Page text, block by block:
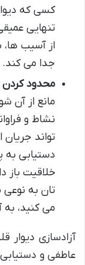
کسی که
تنهایی
از آسیب
جدا می کند.
محدود
مانع از آن
نشاط و
تواند جریان
دستیابی به
خلاقیت باز
تان به
می کنید،
آزادسازی
عاطفی و